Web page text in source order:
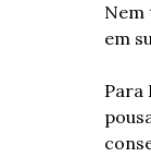
Nem
em
Para